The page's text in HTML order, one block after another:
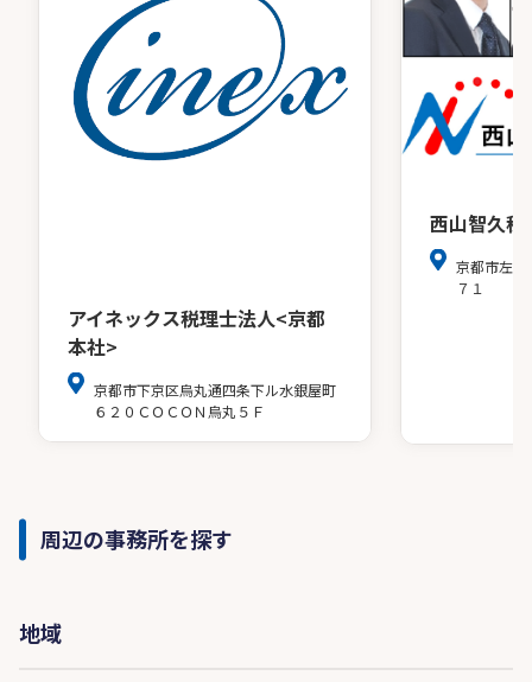
アイネックス税理士法人<京都
本社>
京都市下京区烏丸通四条下ル水銀屋町
６２０ＣＯＣＯＮ烏丸５Ｆ
西山智久税
京都市左京
７１
周辺の事務所を探す
地域